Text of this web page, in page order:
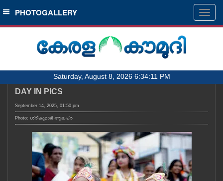
SECTIONS
HOME
NOTIFIED NEWS
KERALA
OBITUARY
PHOTOGALLERY
Saturday, August 8, 2026 6:34:11 PM
DAY IN PICS
September 14, 2025, 01:50 pm
Photo: ശ്രീകുമാർ ആലപ്ര